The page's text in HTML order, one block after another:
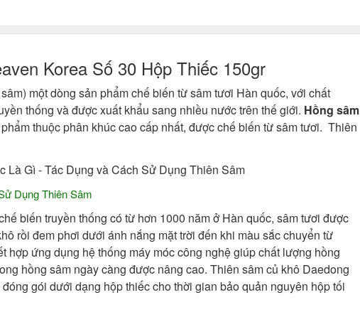
Korea Số 30 Hộp Thiếc 150gr
một dòng sản phẩm chế biến từ sâm tươi Hàn quốc, với chất
thống và được xuất khẩu sang nhiều nước trên thế giới. Hồng sâm
thuộc phân khúc cao cấp nhất, được chế biến từ sâm tươi. Thiên
Dụng Thiên Sâm
biến truyền thống có từ hơn 1000 năm ở Hàn quốc, sâm tươi được
rồi đem phơi dưới ánh nắng mặt trời đến khi màu sắc chuyển từ
hợp ứng dụng hệ thống máy móc công nghệ giúp chất lượng hồng
hồng sâm ngày càng được nâng cao. Thiên sâm củ khô Daedong
gói dưới dạng hộp thiếc cho thời gian bảo quản nguyên hộp tối